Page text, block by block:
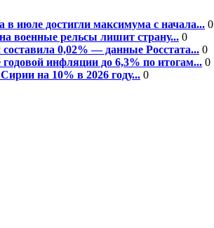
в июле достигли максимума с начала... 0
военные рельсы лишит страну... 0
0,02% — данные Росстата... 0
инфляции до 6,3% по итогам... 0
на 10% в 2026 году... 0